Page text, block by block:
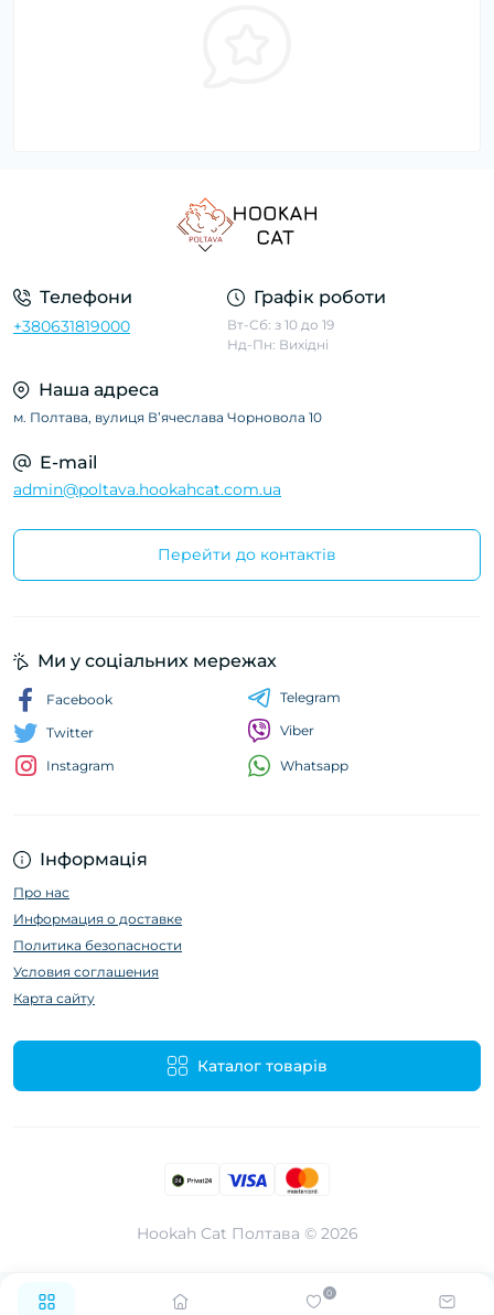
0
Телефони
+380631819000
Графік роботи
Вт-Сб: з 10 до 19
Нд-Пн: Вихідні
Наша адреса
м. Полтава, вулиця Вʼячеслава Чорновола 10
E-mail
admin@poltava.hookahcat.com.ua
Перейти до контактів
Інформація
Про нас
Информация о доставке
Политика безопасности
Условия соглашения
Карта сайту
Каталог товарів
Ми у соціальних мережах
Facebook
Twitter
Instagram
Telegram
Viber
Whatsapp
Hookah Cat Полтава © 2026